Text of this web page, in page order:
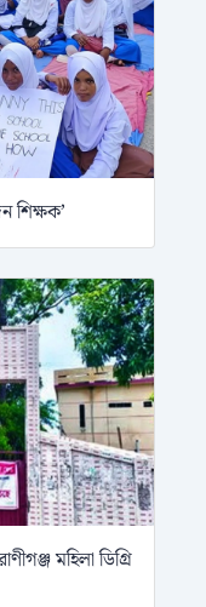
শিক্ষক’
মহিলা ডিগ্রি